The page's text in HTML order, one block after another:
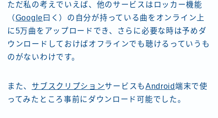
ただ私の考えでいえば、他のサービスはロッカー機能
（Google 曰く）の自分が持っている曲をオンライン上
に5万曲をアップロードでき、さらに必要な時は予めダ
ウンロードしておけばオフラインでも聴けるっていうも
のがないわけです。
また、 サブスクリプションサービスもAndroid端末で使
ってみたところ事前にダウンロード可能でした。